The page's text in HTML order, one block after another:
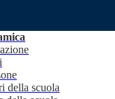
della scuola